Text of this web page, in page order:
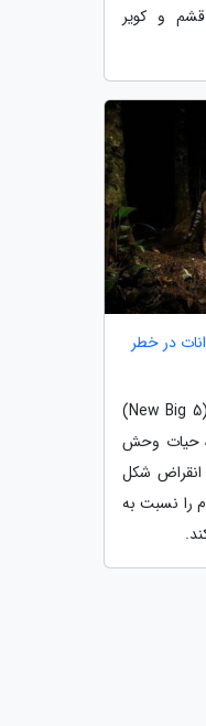
و کویر
در خطر
پروژه عکاسی پنج بزرگ تازه (New Big 5)
حیات وحش
شکل
را نسبت به